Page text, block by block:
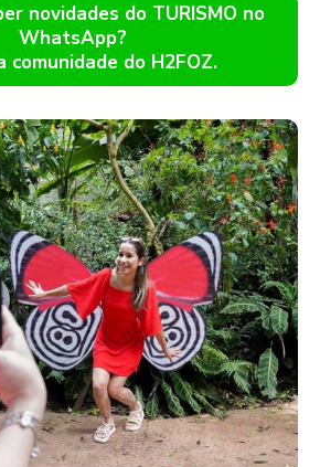
novidades do TURISMO no
WhatsApp?
comunidade do H2FOZ.